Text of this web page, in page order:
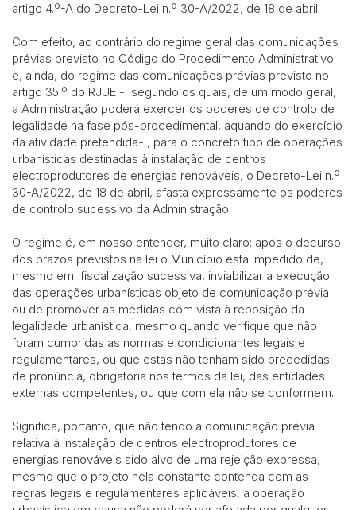
artigo 4.º-A do Decreto-Lei n.º 30-A/2022, de 18 de abril.
Com efeito, ao contrário do regime geral das comunicações
prévias previsto no Código do Procedimento Administrativo
e, ainda, do regime das comunicações prévias previsto no
artigo 35.º do RJUE - segundo os quais, de um modo geral,
a Administração poderá exercer os poderes de controlo de
legalidade na fase pós-procedimental, aquando do exercício
da atividade pretendida- , para o concreto tipo de operações
urbanísticas destinadas à instalação de centros
electroprodutores de energias renováveis, o Decreto-Lei n.º
30-A/2022, de 18 de abril, afasta expressamente os poderes
de controlo sucessivo da Administração.
O regime é, em nosso entender, muito claro: após o decurso
dos prazos previstos na lei o Município está impedido de,
mesmo em fiscalização sucessiva, inviabilizar a execução
das operações urbanísticas objeto de comunicação prévia
ou de promover as medidas com vista à reposição da
legalidade urbanística, mesmo quando verifique que não
foram cumpridas as normas e condicionantes legais e
regulamentares, ou que estas não tenham sido precedidas
de pronúncia, obrigatória nos termos da lei, das entidades
externas competentes, ou que com ela não se conformem.
Significa, portanto, que não tendo a comunicação prévia
relativa à instalação de centros electroprodutores de
energias renováveis sido alvo de uma rejeição expressa,
mesmo que o projeto nela constante contenda com as
regras legais e regulamentares aplicáveis, a operação